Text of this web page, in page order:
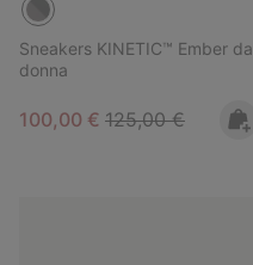
Sneakers KINETIC™ Ember da
donna
Sale price:
100,00 € Regular price:
125,00 €